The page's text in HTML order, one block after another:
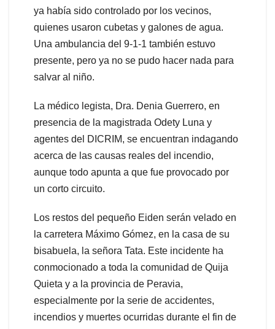
ya había sido controlado por los vecinos,
quienes usaron cubetas y galones de agua.
Una ambulancia del 9-1-1 también estuvo
presente, pero ya no se pudo hacer nada para
salvar al niño.
La médico legista, Dra. Denia Guerrero, en
presencia de la magistrada Odety Luna y
agentes del DICRIM, se encuentran indagando
acerca de las causas reales del incendio,
aunque todo apunta a que fue provocado por
un corto circuito.
Los restos del pequeño Eiden serán velado en
la carretera Máximo Gómez, en la casa de su
bisabuela, la señora Tata. Este incidente ha
conmocionado a toda la comunidad de Quija
Quieta y a la provincia de Peravia,
especialmente por la serie de accidentes,
incendios y muertes ocurridas durante el fin de